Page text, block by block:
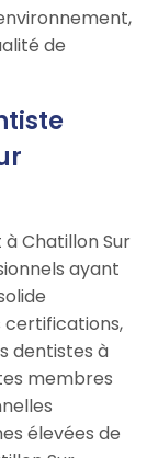
de
Chatillon Sur
ayant
certifications,
dentistes à
membres
élevées de